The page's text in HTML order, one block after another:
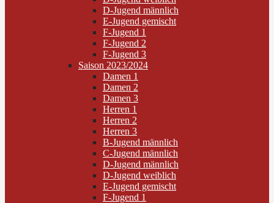
D-Jugend männlich
E-Jugend gemischt
F-Jugend 1
F-Jugend 2
F-Jugend 3
Saison 2023/2024
Damen 1
Damen 2
Damen 3
Herren 1
Herren 2
Herren 3
B-Jugend männlich
C-Jugend männlich
D-Jugend männlich
D-Jugend weiblich
E-Jugend gemischt
F-Jugend 1